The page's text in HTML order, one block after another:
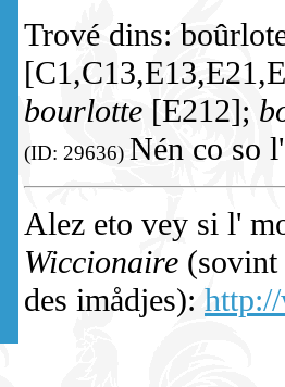
Trové dins:
bourlotte [E212];
(ID: 29636) Nén co so
Alez eto vey si l'
Wiccionaire (sovint
des imådjes):